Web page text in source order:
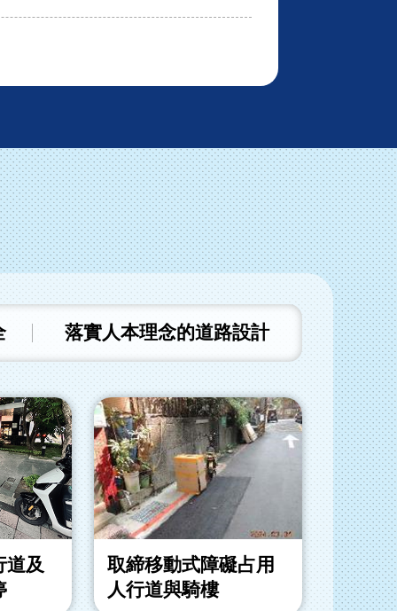
道及
取締移動式障礙占用
人行道與騎樓
取締
動式
落實人本理念的道路設計